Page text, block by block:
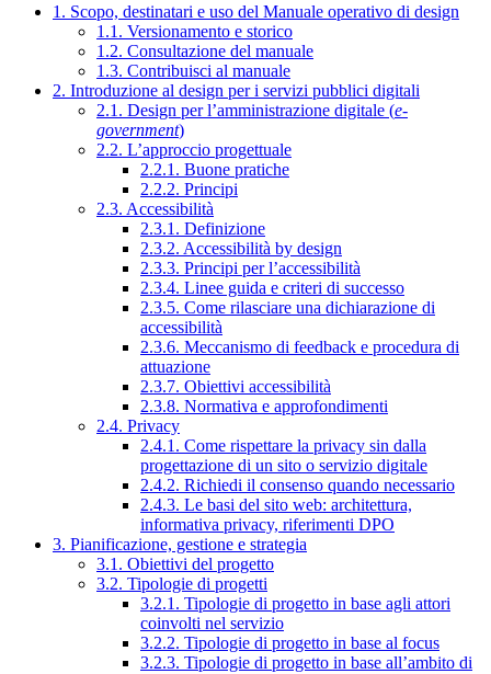
1. Scopo, destinatari e uso del Manuale operativo di design
1.1. Versionamento e storico
1.2. Consultazione del manuale
1.3. Contribuisci al manuale
2. Introduzione al design per i servizi pubblici digitali
2.1. Design per l’amministrazione digitale (e-
government)
2.2. L’approccio progettuale
2.2.1. Buone pratiche
2.2.2. Principi
2.3. Accessibilità
2.3.1. Definizione
2.3.2. Accessibilità by design
2.3.3. Principi per l’accessibilità
2.3.4. Linee guida e criteri di successo
2.3.5. Come rilasciare una dichiarazione di
accessibilità
2.3.6. Meccanismo di feedback e procedura di
attuazione
2.3.7. Obiettivi accessibilità
2.3.8. Normativa e approfondimenti
2.4. Privacy
2.4.1. Come rispettare la privacy sin dalla
progettazione di un sito o servizio digitale
2.4.2. Richiedi il consenso quando necessario
2.4.3. Le basi del sito web: architettura,
informativa privacy, riferimenti DPO
3. Pianificazione, gestione e strategia
3.1. Obiettivi del progetto
3.2. Tipologie di progetti
3.2.1. Tipologie di progetto in base agli attori
coinvolti nel servizio
3.2.2. Tipologie di progetto in base al focus
3.2.3. Tipologie di progetto in base all’ambito di